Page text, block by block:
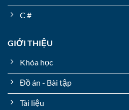
C #
GIỚI THIỆU
Khóa học
Đồ án - Bài tập
Tài liệu